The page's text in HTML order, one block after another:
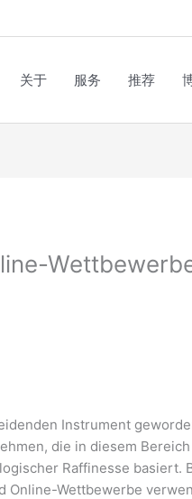
关于 服务 推荐
Instrument
die in diesem
Raffinesse basiert.
Online-Wettbewerbe